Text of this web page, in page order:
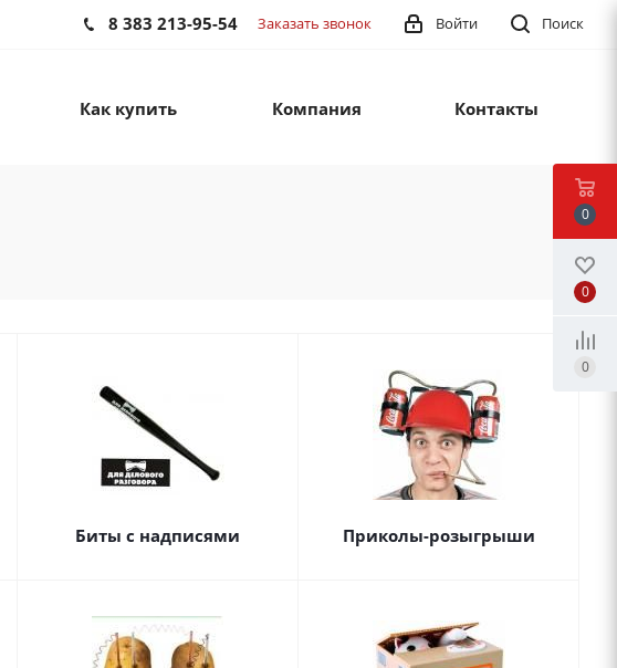
Поиск
Войти
8 383 213-95-54 Заказать звонок
Как купить Компания Контакты
Биты с надписями Приколы-розыгрыши
0
0
0